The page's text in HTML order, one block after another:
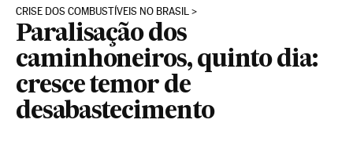
CRISE DOS COMBUSTÍVEIS NO BRASIL
Paralisação dos
caminhoneiros, quinto dia:
cresce temor de
desabastecimento